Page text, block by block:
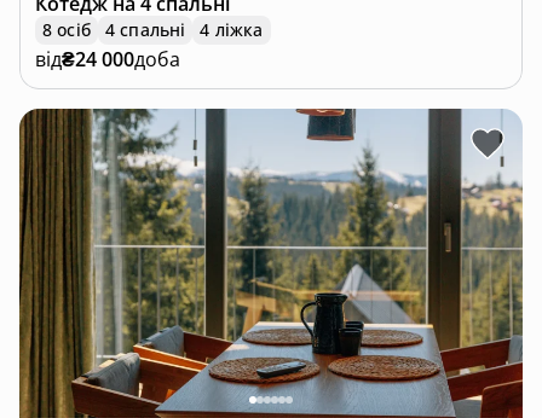
8 осіб 4 спальні 4 ліжка
від₴24 000доба